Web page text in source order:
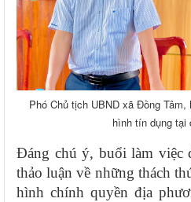
Phó Chủ tịch UBND xã Đồng
hình tín dụng tại
Đáng chú ý, buổi làm việc
thảo luận về những thách
hình chính quyền địa